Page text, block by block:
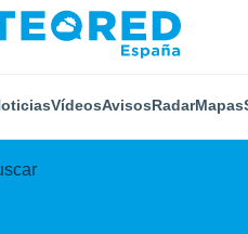
VídeosAvisosRadarMapas